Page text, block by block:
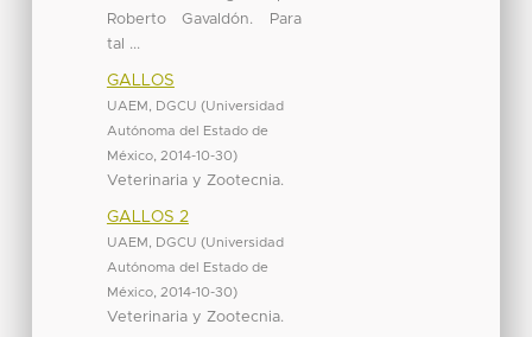
Roberto Gavaldón. Para
tal ...
GALLOS
UAEM, DGCU (Universidad
Autónoma del Estado de
México, 2014-10-30)
Veterinaria y Zootecnia.
GALLOS 2
UAEM, DGCU (Universidad
Autónoma del Estado de
México, 2014-10-30)
Veterinaria y Zootecnia.